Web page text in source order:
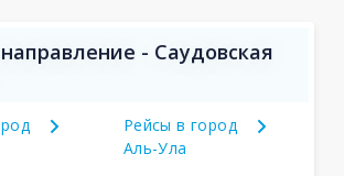
- Саудовская
Рейсы в город
Аль-Ула